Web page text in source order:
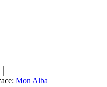
Mon Alba